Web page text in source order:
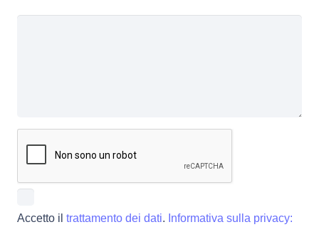
Accetto il trattamento dei dati. Informativa sulla privacy: